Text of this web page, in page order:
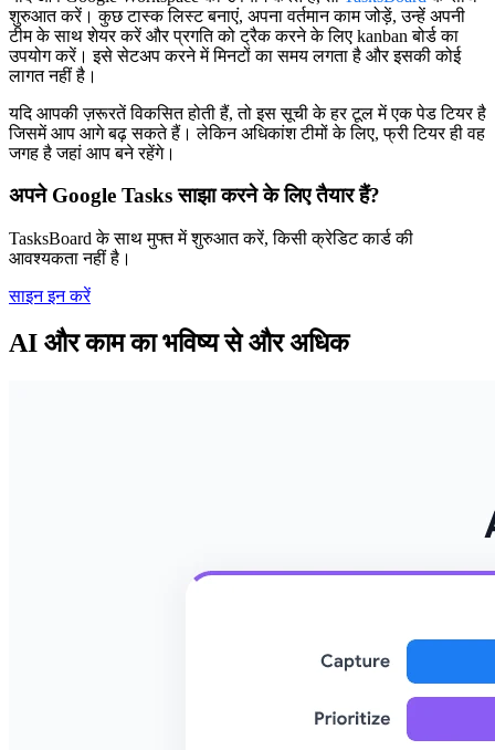
शुरुआत करें। कुछ टास्क लिस्ट बनाएं, अपना वर्तमान काम जोड़ें, उन्हें अपनी
टीम के साथ शेयर करें और प्रगति को ट्रैक करने के लिए kanban बोर्ड का
उपयोग करें। इसे सेटअप करने में मिनटों का समय लगता है और इसकी कोई
लागत नहीं है।
यदि आपकी ज़रूरतें विकसित होती हैं, तो इस सूची के हर टूल में एक पेड टियर है
जिसमें आप आगे बढ़ सकते हैं। लेकिन अधिकांश टीमों के लिए, फ्री टियर ही वह
जगह है जहां आप बने रहेंगे।
अपने Google Tasks साझा करने के लिए तैयार हैं?
TasksBoard के साथ मुफ्त में शुरुआत करें, किसी क्रेडिट कार्ड की
आवश्यकता नहीं है।
साइन इन करें
AI और काम का भविष्य से और अधिक